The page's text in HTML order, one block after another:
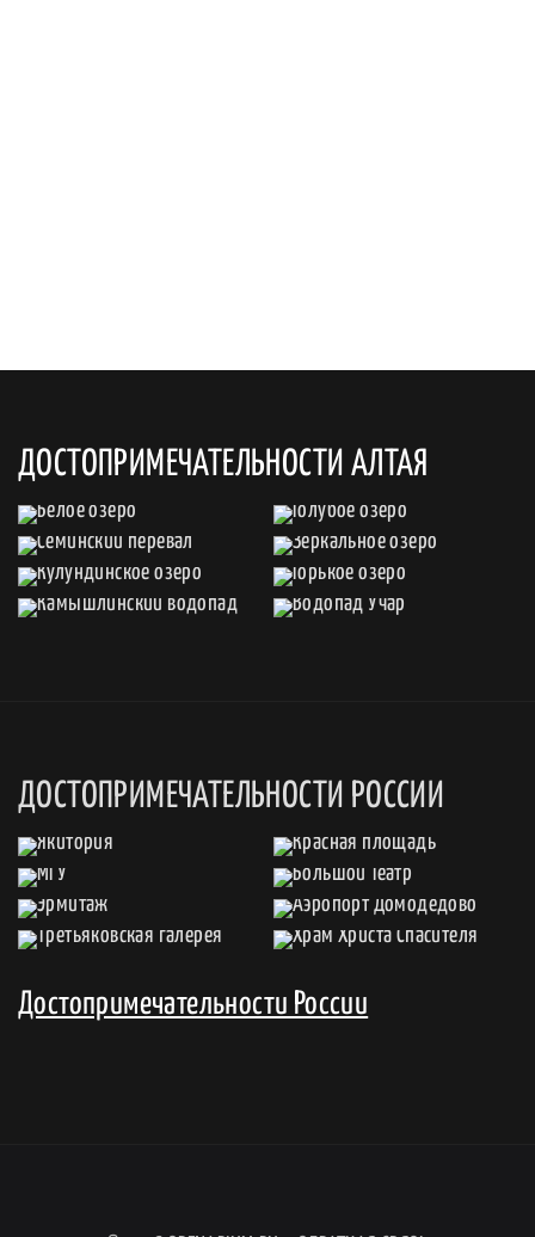
ДОСТОПРИМЕЧАТЕЛЬНОСТИ АЛТАЯ
ДОСТОПРИМЕЧАТЕЛЬНОСТИ РОССИИ
Достопримечательности России